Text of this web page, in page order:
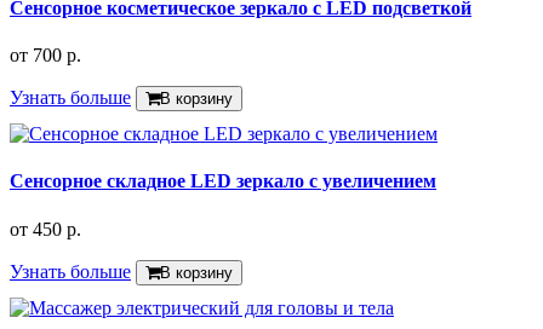
Сенсорное косметическое зеркало с LED подсветкой
от 700 р.
Узнать больше В корзину
Сенсорное складное LED зеркало с увеличением
от 450 р.
Узнать больше В корзину